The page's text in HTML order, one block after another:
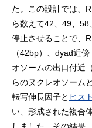
た。この設計では、
ら数えて42、49、
停止させることで、
（42bp）、dyad近
オソームの出口付近
らのヌクレオソーム
転写伸長因子と ヒス
い、形成された複合